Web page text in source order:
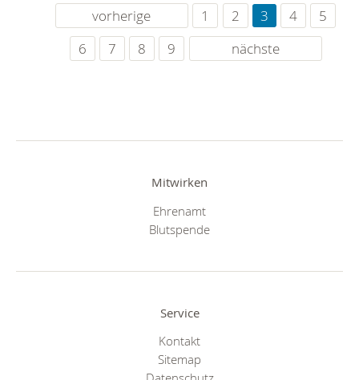
vorherige 1 2 3 4
5
6
7 8 9 nächste
Mitwirken
Ehrenamt
Blutspende
Service
Kontakt
Sitemap